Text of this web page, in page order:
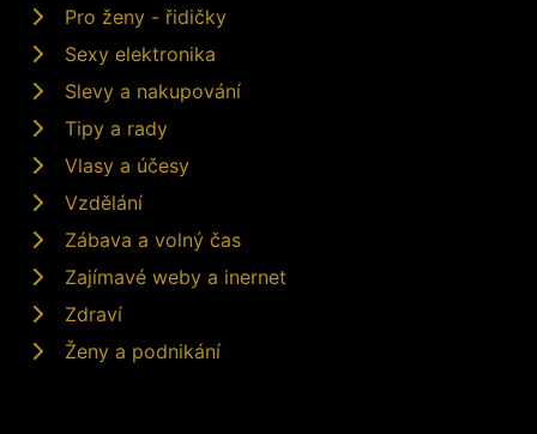
Pro ženy - řidičky
Sexy elektronika
Slevy a nakupování
Tipy a rady
Vlasy a účesy
Vzdělání
Zábava a volný čas
Zajímavé weby a inernet
Zdraví
Ženy a podnikání